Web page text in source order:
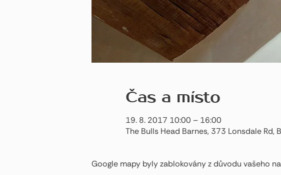
Čas a místo
19. 8. 2017 10:00 – 16:00
The Bulls Head Barnes, 373 Lonsdale Rd,
Google mapy byly zablokovány z důvodu vašeho